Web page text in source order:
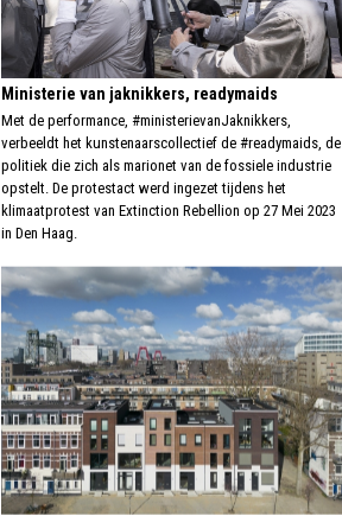
Ministerie van jaknikkers, readymaids
Met de performance, #ministerievanJaknikkers,
verbeeldt het kunstenaarscollectief de #readymaids, de
politiek die zich als marionet van de fossiele industrie
opstelt. De protestact werd ingezet tijdens het
klimaatprotest van Extinction Rebellion op 27 Mei 2023
in Den Haag.